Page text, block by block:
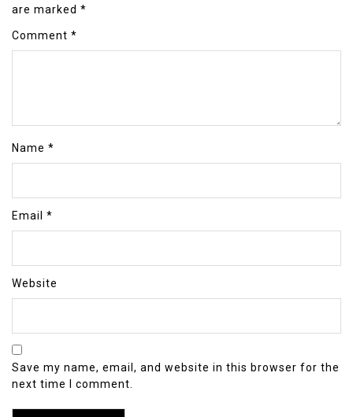
are marked *
Comment *
Name *
Email *
Website
Save my name, email, and website in this browser for the
next time I comment.